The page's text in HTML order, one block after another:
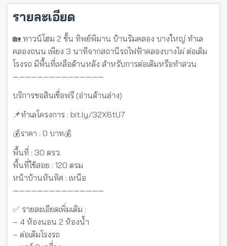
รายละเอียด
🏡 ทาวน์โฮม 2 ชั้น ทิพย์พิมาน บ้านริมคลอง บางใหญ่ ทำเล
คลองถนน เพียง 3 นาทีจากสถานีรถไฟฟ้าคลองบางไผ่ ต่อเติม
โรงรถ มีพื้นที่เหลือด้านหลัง สำหรับการต่อเติมหรือทำสวน
———————————————
บริการขอสินเชื่อฟรี (อ่านด้านล่าง)
📌ทำเลโครงการ : bit.ly/32X6tU7
💰ราคา : 0 บาท💰
พื้นที่ : 30 ตรว.
พื้นที่ใช้สอย : 120 ตรม
หน้าบ้านหันทิศ : เหนือ
———————————————
✅ รายละเอียดเพิ่มเติม :
– 4 ห้องนอน 2 ห้องน้ำ
– ต่อเติมโรงรถ